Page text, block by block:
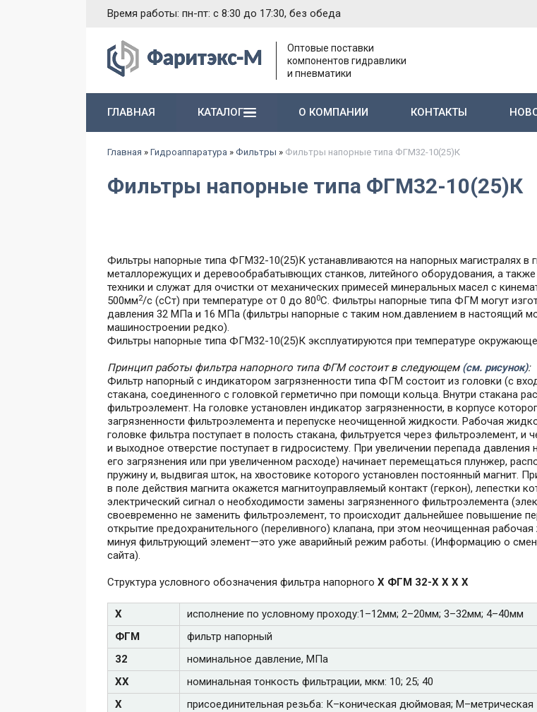
Время работы: пн-пт: с 8:30 до 17:30, без обеда
Оптовые поставки
компонентов гидравлики
и пневматики
ГЛАВНАЯ КАТАЛОГ О КОМПАНИИ КОНТАКТЫ
Главная » Гидроаппаратура » Фильтры » Фильтры напорные типа ФГМ32-10(25)К
Фильтры напорные типа ФГМ32-10(25)К
Фильтры напорные типа ФГМ32-10(25)К устанавливаются на напорных магистралях в
металлорежущих и деревообрабатывющих станков, литейного оборудования, а
техники и служат для очистки от механических примесей минеральных масел с
500мм2/с (сСт) при температуре от 0 до 800С. Фильтры напорные типа ФГМ могут
давления 32 МПа и 16 МПа (фильтры напорные с таким ном.давлением в настоящий
машиностроении редко).
Фильтры напорные типа ФГМ32-10(25)К эксплуатируются при температуре
Принцип работы фильтра напорного типа ФГМ состоит в следующем (см. рисунок):
Фильтр напорный с индикатором загрязненности типа ФГМ состоит из головки (с
стакана, соединенного с головкой герметично при помощи кольца. Внутри стакана
фильтроэлемент. На головке установлен индикатор загрязненности, в корпусе
загрязненности фильтроэлемента и перепуске неочищенной жидкости. Рабочая
головке фильтра поступает в полость стакана, фильтруется через фильтроэлемент, и
и выходное отверстие поступает в гидросистему. При увеличении перепада
его загрязнения или при увеличенном расходе) начинает перемещаться плунжер,
пружину и, выдвигая шток, на хвостовике которого установлен постоянный магнит.
в поле действия магнита окажется магнитоуправляемый контакт (геркон), лепестки
электрический сигнал о необходимости замены загрязненного фильтроэлемента
своевременно не заменить фильтроэлемент, то происходит дальнейшее повышение
открытие предохранительного (переливного) клапана, при этом неочищенная
минуя фильтрующий элемент—это уже аварийный режим работы. (Информацию о
сайта).
Структура условного обозначения фильтра напорного Х ФГМ 32-Х Х Х Х
Х
исполнение по условному проходу:1–12мм; 2–20мм; 3–32мм; 4–40мм
ФГМ
фильтр напорный
32
номинальное давление, МПа
ХХ
номинальная тонкость фильтрации, мкм: 10; 25; 40
Х
присоединительная резьба: К–коническая дюймовая; М–метрическая